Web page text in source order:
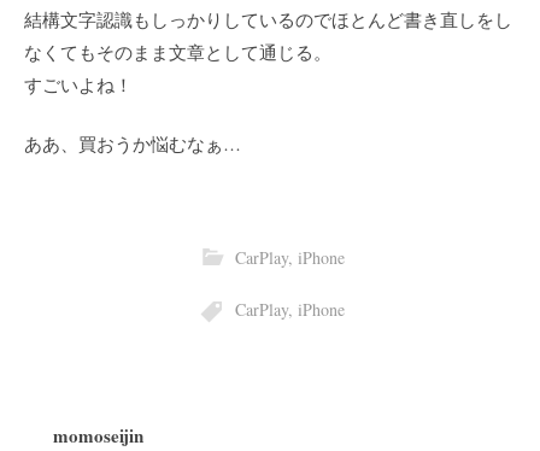
結構文字認識もしっかりしているのでほとんど書き直しをし
なくてもそのまま文章として通じる。
すごいよね！
ああ、買おうか悩むなぁ…
CarPlay, iPhone
CarPlay, iPhone
momoseijin